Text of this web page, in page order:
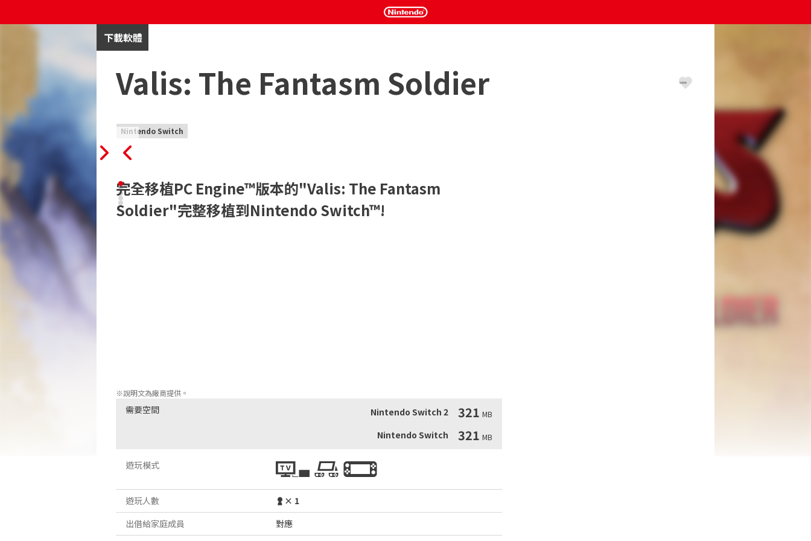
下載軟體
Valis: The Fantasm Soldier
Nintendo Switch
完全移植PC Engine™版本的"Valis: The Fantasm
Soldier"完整移植到Nintendo Switch™!
※說明文為廠商提供。
需要空間 Nintendo Switch 2 321 MB
Nintendo Switch 321 MB
遊玩模式
遊玩人數
× 1
出借給家庭成員
對應